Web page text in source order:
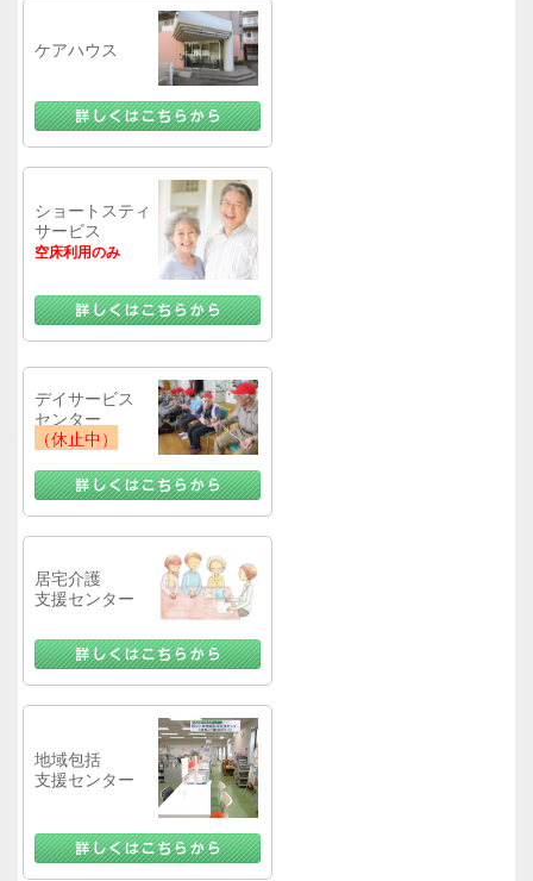
ケアハウス
ショートスティ
サービス
空床利用のみ
デイサービス
センター
（休止中）
居宅介護
支援センター
地域包括
支援センター